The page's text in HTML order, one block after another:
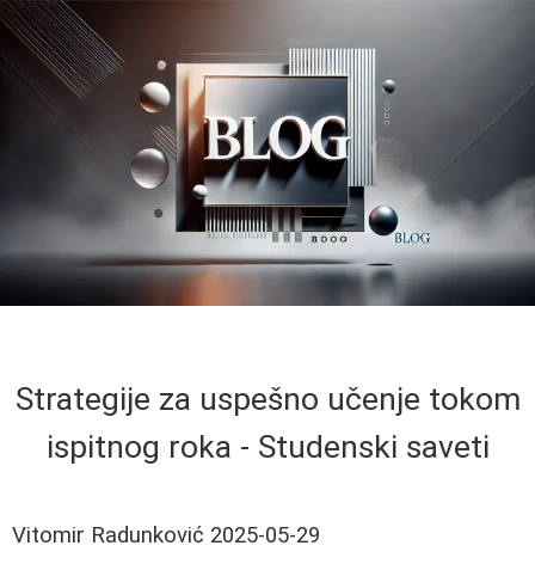
Strategije za uspešno učenje tokom
ispitnog roka - Studenski saveti
Vitomir Radunković 2025-05-29